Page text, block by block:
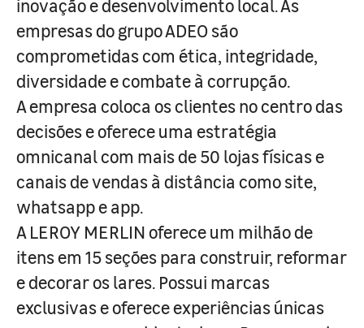
inovação e desenvolvimento local. As
empresas do grupo ADEO são
comprometidas com ética, integridade,
diversidade e combate à corrupção.
A empresa coloca os clientes no centro das
decisões e oferece uma estratégia
omnicanal com mais de 50 lojas físicas e
canais de vendas à distância como site,
whatsapp e app.
A LEROY MERLIN oferece um milhão de
itens em 15 seções para construir, reformar
e decorar os lares. Possui marcas
exclusivas e oferece experiências únicas